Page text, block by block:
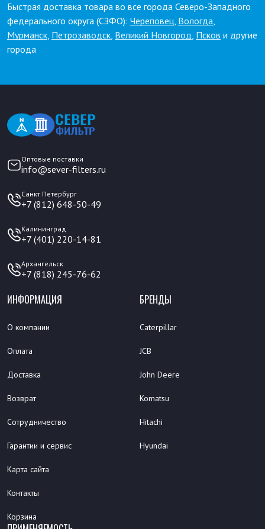
Быстрая доставка товара во все города Северо-Западного
федерального округа (СЗФО): Череповец, Вологда,
Мурманск, Петрозаводск, Великий Новгород, Псков и другие
города
Оптовые поставки
info@sever-filters.ru
Санкт Петербург
+7 (812) 648-50-49
Калининград
+7 (401) 220-14-81
Архангельск
+7 (818) 245-76-62
ИНФОРМАЦИЯ
О компании
Оплата
Доставка
Возврат
Сотрудничество
Гарантии и сервис
Карта сайта
Контакты
Корзина
БРЕНДЫ
Caterpillar
JCB
John Deere
Komatsu
Hitachi
Hyundai